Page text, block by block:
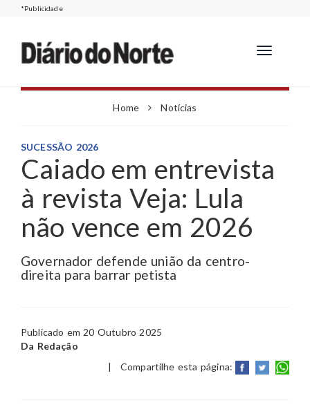
*Publicidade
Toggle
Home Notícias
SUCESSÃO 2026
Caiado em entrevista
à revista Veja: Lula
não vence em 2026
Governador defende união da centro-
direita para barrar petista
Publicado em 20 Outubro 2025
Da Redação
|Compartilhe esta página: